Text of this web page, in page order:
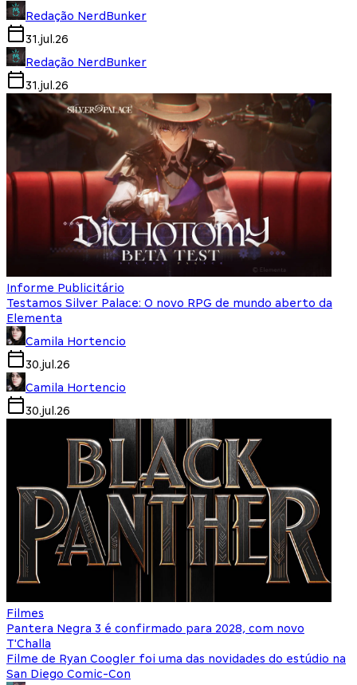
Redação NerdBunker
31.jul.26
Redação NerdBunker
31.jul.26
Informe Publicitário
Testamos Silver Palace: O novo RPG de mundo aberto da
Elementa
Camila Hortencio
30.jul.26
Camila Hortencio
30.jul.26
Filmes
Pantera Negra 3 é confirmado para 2028, com novo
T'Challa
Filme de Ryan Coogler foi uma das novidades do estúdio na
San Diego Comic-Con